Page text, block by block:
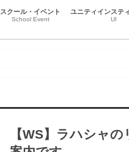
スクール・イベント
School Event
スクール
イベント
ユニティインステ
UI
チャクラとオーラ
本質を生きる
ハート瞑想
瞑想・マインド
リーラ・プラサ
黒田コマラ
市場義人（トー
辻本恒（ヴィジ
尾崎智子（ブー
受講生エッセイ
江谷信壽
ニュース
事務局のお知らせ
【WS】ラハシャ